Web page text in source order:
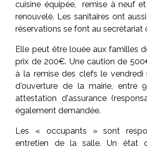
cuisine équipée, remise à neuf
renouvelé. Les sanitaires ont
réservations se font au secrétariat
Elle peut être louée aux familles
prix de 200€. Une caution de
à la remise des clefs le vendredi
d'ouverture de la mairie, entre
attestation d'assurance
également demandée.
Les « occupants » sont
entretien de la salle. Un état